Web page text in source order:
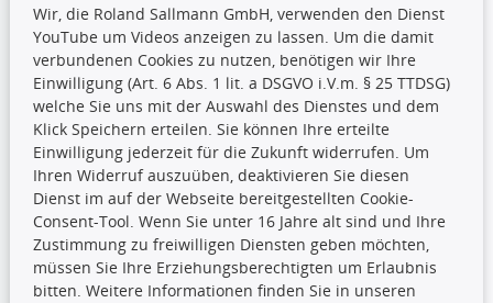
CARAT Gruppe
Folge uns
Wir, die Roland Sallmann GmbH, verwenden den Dienst
YouTube um Videos anzeigen zu lassen. Um die damit
verbundenen Cookies zu nutzen, benötigen wir Ihre
Einwilligung (Art. 6 Abs. 1 lit. a DSGVO i.V.m. § 25 TTDSG)
welche Sie uns mit der Auswahl des Dienstes und dem
Klick Speichern erteilen. Sie können Ihre erteilte
Einwilligung jederzeit für die Zukunft widerrufen. Um
Ihren Widerruf auszuüben, deaktivieren Sie diesen
Dienst im auf der Webseite bereitgestellten Cookie-
Consent-Tool. Wenn Sie unter 16 Jahre alt sind und Ihre
Zustimmung zu freiwilligen Diensten geben möchten,
müssen Sie Ihre Erziehungsberechtigten um Erlaubnis
bitten. Weitere Informationen finden Sie in unseren